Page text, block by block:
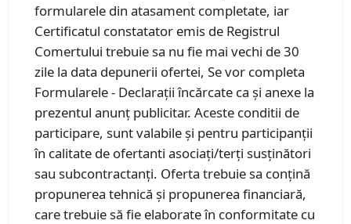
formularele din atasament completate, iar
Certificatul constatator emis de Registrul
Comertului trebuie sa nu fie mai vechi de 30
zile la data depunerii ofertei, Se vor completa
Formularele - Declarații încărcate ca și anexe la
prezentul anunț publicitar. Aceste conditii de
participare, sunt valabile și pentru participanții
în calitate de ofertanti asociați/terţi susţinători
sau subcontractanți. Oferta trebuie sa conțină
propunerea tehnică și propunerea financiară,
care trebuie să fie elaborate în conformitate cu